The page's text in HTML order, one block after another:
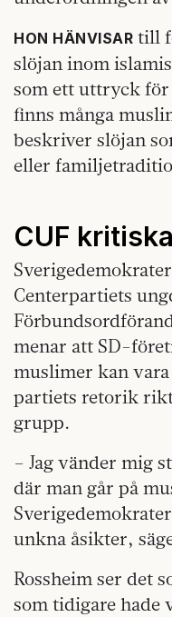
HON HÄNVISAR till
slöjan inom
som ett uttryck
finns många
beskriver slöjan
eller
CUF kritiska
Centerpartiets
menar att SD-
muslimer kan
partiets retorik
grupp.
– Jag vänder mig
där man går på
unkna åsikter,
Rossheim ser det
som tidigare hade